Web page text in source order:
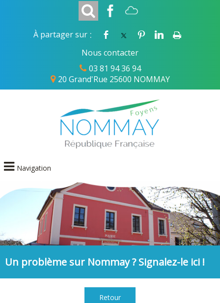
20 Grand'Rue 25600 NOMMAY
03 81 94 36 94
Nous contacter
À partager sur :
Navigation
Un problème sur Nommay ? Signalez-le ici !
Retour